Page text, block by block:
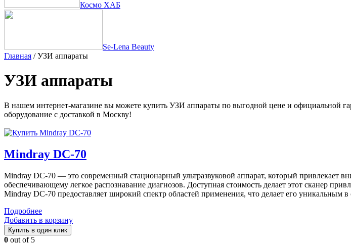
Космо ХАБ
Se-Lena Beauty
Главная / УЗИ аппараты
УЗИ аппараты
В нашем интернет-магазине вы можете купить УЗИ аппараты по выгодной цене и официальной
оборудование с доставкой в Москву!
Mindray DC-70
Mindray DC-70 — это современный стационарный ультразвуковой аппарат, который привлекает
обеспечивающему легкое распознавание диагнозов. Доступная стоимость делает этот сканер
Mindray DC-70 предоставляет широкий спектр областей применения, что делает его
Подробнее
Добавить в корзину
Купить в один клик
0 out of 5